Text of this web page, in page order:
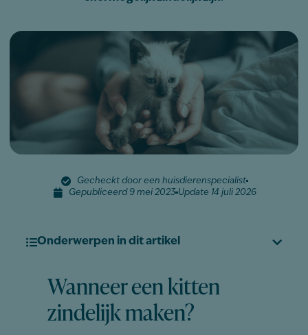
Gecheckt door een huisdierenspecialist
Gepubliceerd 9 mei 2023 Update 14 juli 2026
Onderwerpen in dit artikel
Wanneer een kitten
zindelijk maken?